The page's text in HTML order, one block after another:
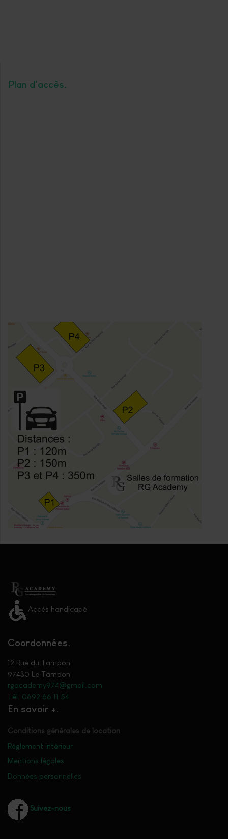
Plan d'accès
Accès handicapé
Coordonnées
12 Rue du Tampon
97430 Le Tampon
rgacademy974@gmail.com
Tél. 0692 66 11 54
En savoir +
Conditions générales de location
Règlement intérieur
Mentions légales
Données personnelles
Suivez-nous